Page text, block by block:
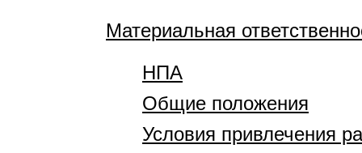
Материальная
НПА
Общие положения
Условия привлечения